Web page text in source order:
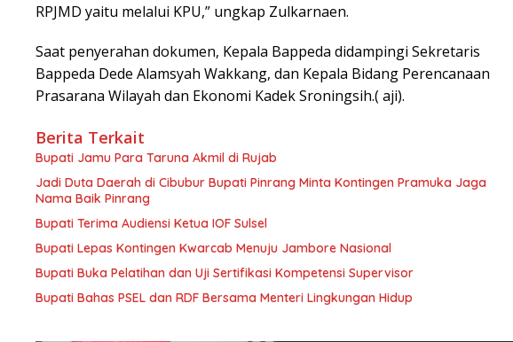
RPJMD yaitu melalui KPU,” ungkap Zulkarnaen.
Saat penyerahan dokumen, Kepala Bappeda didampingi Sekretaris
Bappeda Dede Alamsyah Wakkang, dan Kepala Bidang Perencanaan
Prasarana Wilayah dan Ekonomi Kadek Sroningsih.( aji).
Berita Terkait
Bupati Jamu Para Taruna Akmil di Rujab
Jadi Duta Daerah di Cibubur Bupati Pinrang Minta Kontingen Pramuka Jaga
Nama Baik Pinrang
Bupati Terima Audiensi Ketua IOF Sulsel
Bupati Lepas Kontingen Kwarcab Menuju Jambore Nasional
Bupati Buka Pelatihan dan Uji Sertifikasi Kompetensi Supervisor
Bupati Bahas PSEL dan RDF Bersama Menteri Lingkungan Hidup